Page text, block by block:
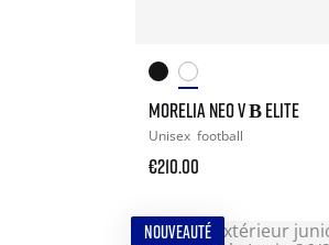
MORELIA NEO V Β ELITE
Unisex football
€210.00
NOUVEAUTÉ